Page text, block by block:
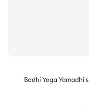
Bodhi Yoga Yamadhi